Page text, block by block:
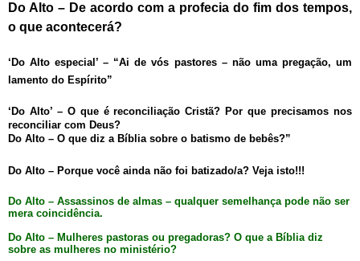
Do Alto – De acordo com a profecia do fim dos tempos,
o que acontecerá?
‘Do Alto especial’ – “Ai de vós pastores – não uma pregação, um
lamento do Espírito”
‘Do Alto’ – O que é reconciliação Cristã? Por que precisamos nos
reconciliar com Deus?
Do Alto – O que diz a Bíblia sobre o batismo de bebês?”
Do Alto – Porque você ainda não foi batizado/a? Veja isto!!!
Do Alto – Assassinos de almas – qualquer semelhança pode não ser
mera coincidência.
Do Alto – Mulheres pastoras ou pregadoras? O que a Bíblia diz
sobre as mulheres no ministério?